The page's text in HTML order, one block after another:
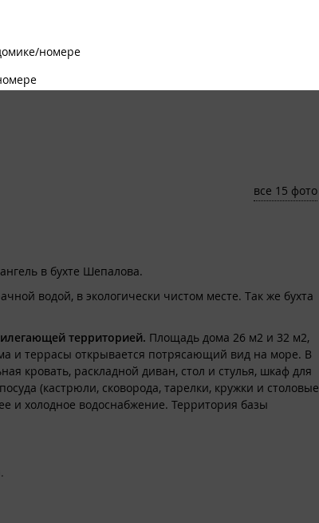
все 15 фото
в бухте Шепалова.
водой, в экологически чистом месте. Так же бухта
территорией. Площадь дома 26 м2 и 32 м2,
и террасы открывается потрясающий вид на море. В
кровать, раскладной диван, стол и стулья, шкаф для
(кастрюли, сковорода, тарелки, кружки и столовые
и холодное водоснабжение. Территория базы
номере